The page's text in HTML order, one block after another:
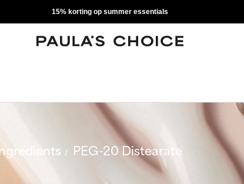
15% korting op summer essentials
PEG-20 Distearate